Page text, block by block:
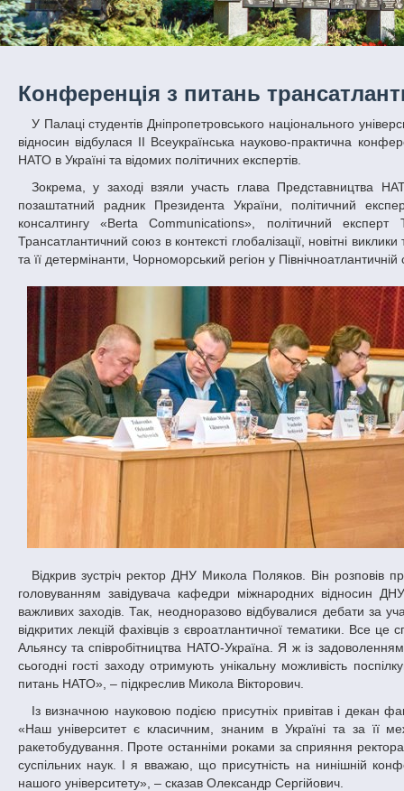
Конференція з питань
У Палаці студентів Дніпропетровського національного університету імені Олеся Гончара на базі факультету суспільних наук і міжнародних
відносин відбулася ІІ Всеукраїнська науково-практична
НАТО в Україні та відомих політичних експертів.
Зокрема, у заході взяли участь глава Представництва НАТО в Україні, директор Офісу зв’язку НАТО в Україні Олександр Вінніков,
позаштатний радник Президента України, політичний
консалтингу «Berta Communications», політичний
Трансатлантичний союз в контексті глобалізації, новітні
та її детермінанти, Чорноморський регіон у
Відкрив зустріч ректор ДНУ Микола Поляков. Він розповів про заснування Інформаційного центру НАТО в Дніпропетровській області під
головуванням завідувача кафедри міжнародних відносин
важливих заходів. Так, неодноразово відбувалися дебати за
відкритих лекцій фахівців з євроатлантичної тематики. Все
Альянсу та співробітництва НАТО-Україна. Я ж із
сьогодні гості заходу отримують унікальну можливість
питань НАТО», – підкреслив Микола Вікторович.
Із визначною науковою подією присутніх привітав і декан факультету суспільних наук і міжнародних відносин ДНУ Олександр Токовенко.
«Наш університет є класичним, знаним в Україні та за
ракетобудування. Проте останніми роками за сприяння
суспільних наук. І я вважаю, що присутність на нинішній
нашого університету», – сказав Олександр Сергійович.